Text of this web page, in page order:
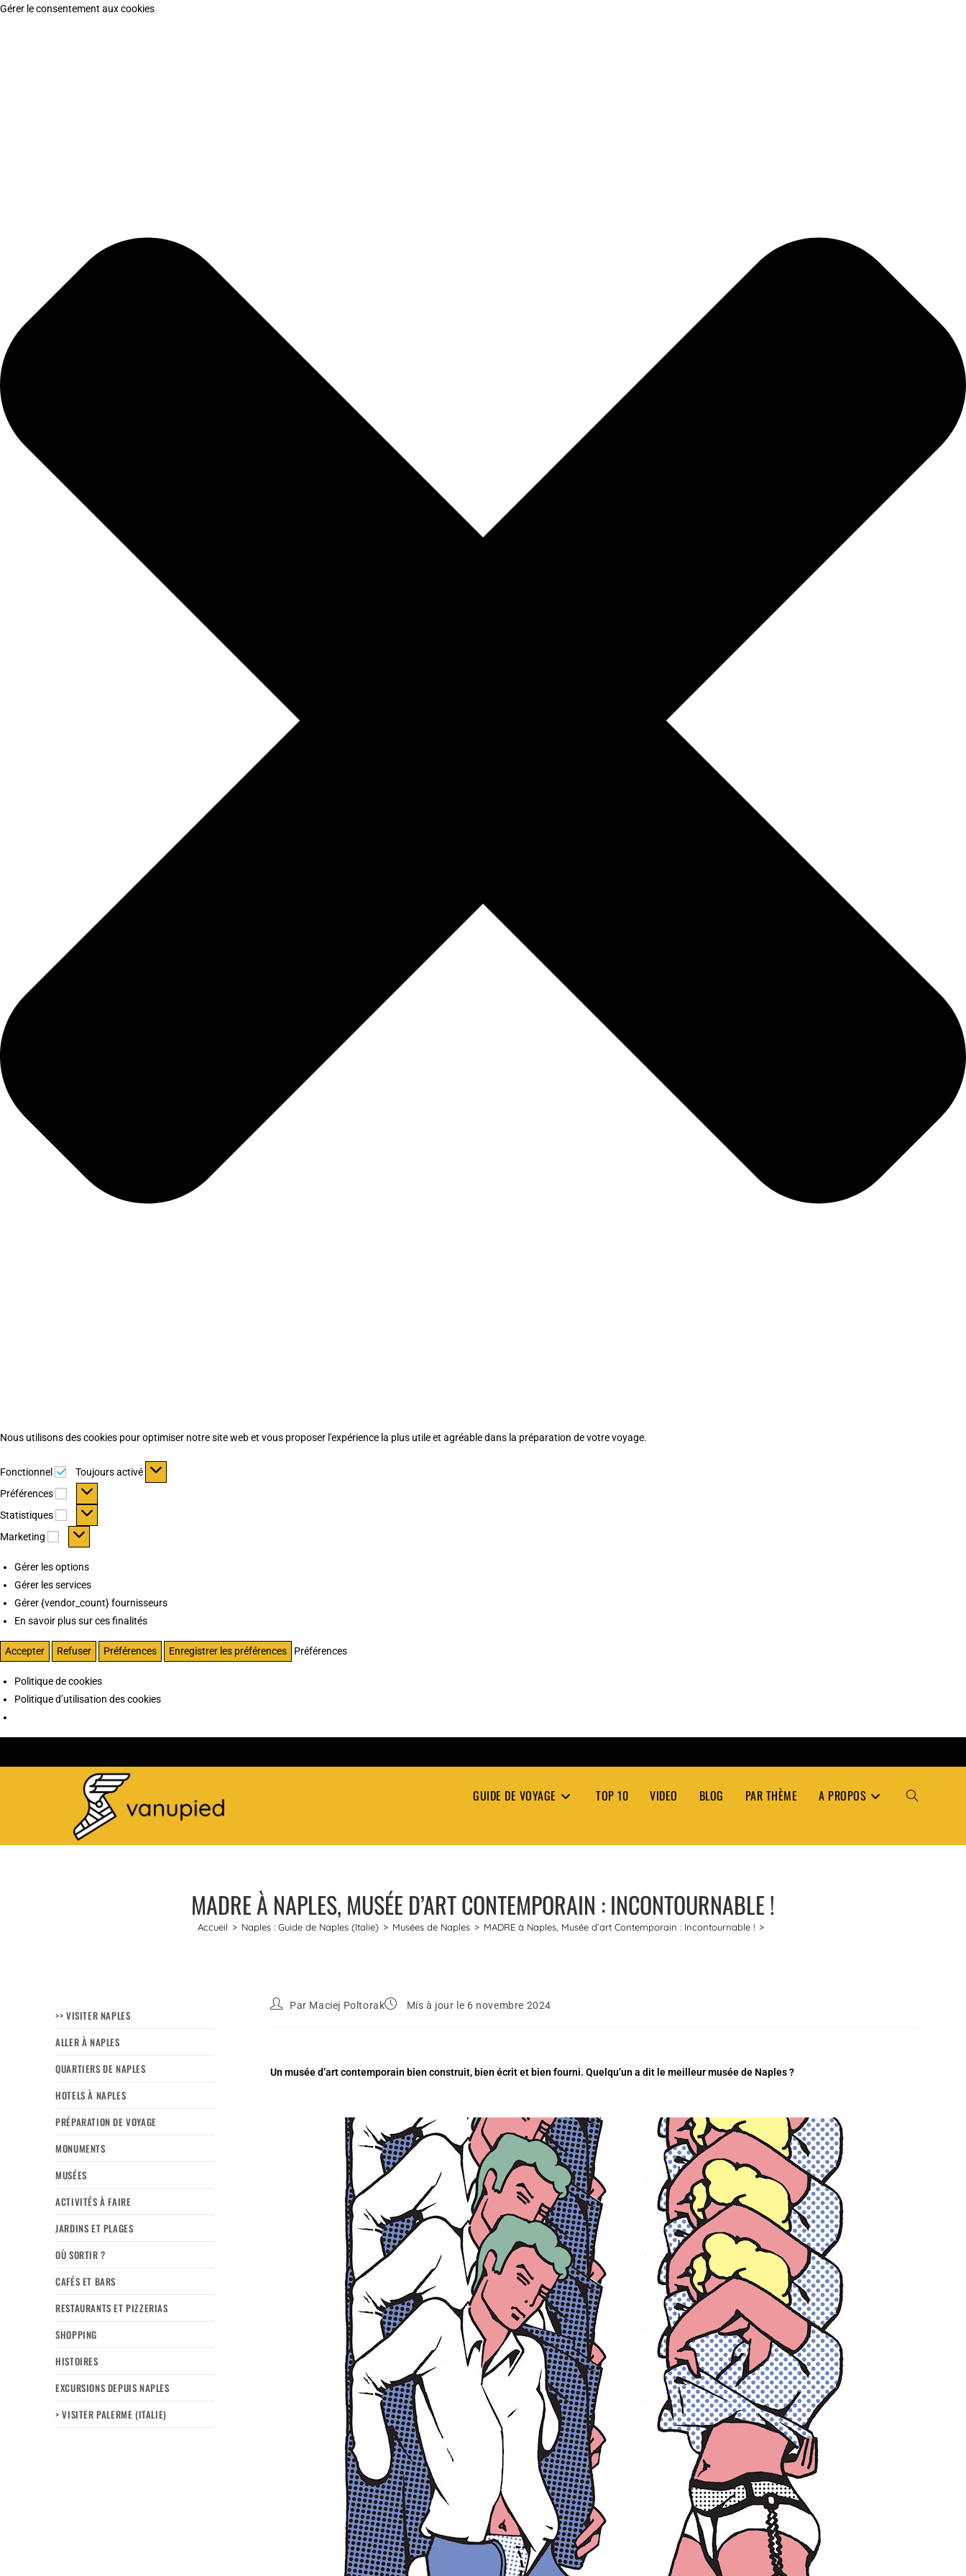
Gérer le consentement aux cookies
Nous utilisons des cookies pour optimiser notre site web et vous proposer l'expérience la plus utile et agréable dans la préparation de votre voyage.
Fonctionnel Fonctionnel
Toujours activé
Préférences
Préférences
Statistiques Statistiques
Marketing Marketing
Gérer les options
Gérer les services
Gérer {vendor_count} fournisseurs
En savoir plus sur ces finalités
Accepter Refuser Préférences Enregistrer les préférences Préférences
Politique de cookies
Politique d’utilisation des cookies
GUIDE DE VOYAGE TOP 10 VIDEO BLOG PAR THÈME A PROPOS TOGGLE
MADRE À NAPLES, MUSÉE D’ART CONTEMPORAIN : INCONTOURNABLE !
Accueil > Naples : Guide de Naples (Italie) > Musées de Naples > MADRE à Naples, Musée d’art Contemporain : Incontournable ! >
>> VISITER NAPLES
ALLER À NAPLES
QUARTIERS DE NAPLES
HOTELS À NAPLES
PRÉPARATION DE VOYAGE
MONUMENTS
MUSÉES
ACTIVITÉS À FAIRE
JARDINS ET PLAGES
OÙ SORTIR ?
CAFÉS ET BARS
RESTAURANTS ET PIZZERIAS
SHOPPING
HISTOIRES
EXCURSIONS DEPUIS NAPLES
> VISITER PALERME (ITALIE)
Par Maciej Poltorak Mis à jour le 6 novembre 2024
Un musée d’art contemporain bien construit, bien écrit et bien fourni. Quelqu’un a dit le meilleur musée de Naples ?